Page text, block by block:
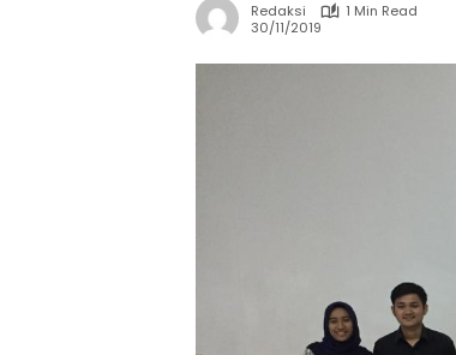
Redaksi
1 Min Read
30/11/2019